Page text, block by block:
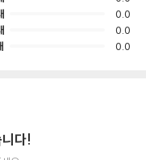
0.0
0.0
0.0
다!